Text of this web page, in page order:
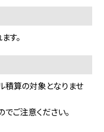
す。
積算の対象となりませ
ご注意ください。